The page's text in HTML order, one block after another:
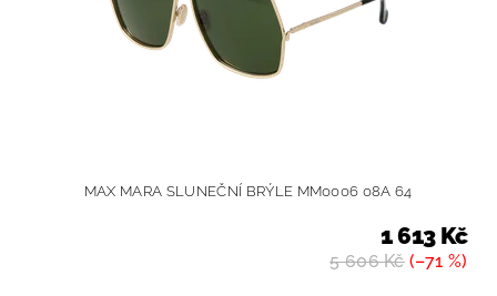
MAX MARA SLUNEČNÍ BRÝLE MM0006 08A 64
5 606 Kč(–71 %)
1 613 Kč